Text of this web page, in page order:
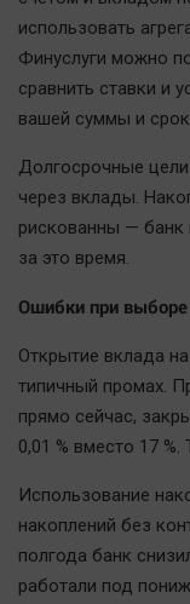
использовать
Финуслуги можно
сравнить ставки и
вашей суммы и
Долгосрочные
через вклады.
рискованны — банк
за это время.
Ошибки при
Открытие вклада
типичный промах.
прямо сейчас,
0,01 % вместо 17
Использование
накоплений без
полгода банк
работали под